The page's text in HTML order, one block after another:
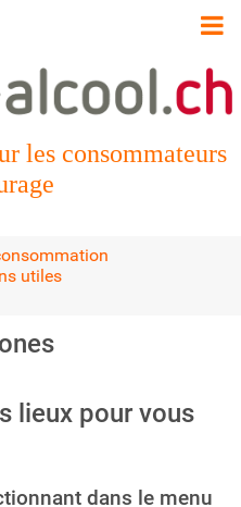
les consommateurs
utiles
lieux pour vous
dans le menu